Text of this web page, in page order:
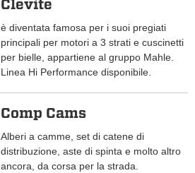
Clevite
è diventata famosa per i suoi pregiati
principali per motori a 3 strati e cuscinetti
per bielle, appartiene al gruppo Mahle.
Linea Hi Performance disponibile.
Comp Cams
Alberi a camme, set di catene di
distribuzione, aste di spinta e molto altro
ancora, da corsa per la strada.